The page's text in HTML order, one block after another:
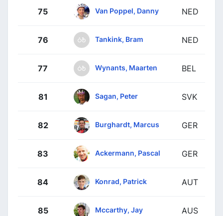
75 Van Poppel, Danny NED
76 Tankink, Bram NED
77 Wynants, Maarten BEL
81 Sagan, Peter SVK
82 Burghardt, Marcus GER
83 Ackermann, Pascal GER
84 Konrad, Patrick AUT
85 Mccarthy, Jay AUS